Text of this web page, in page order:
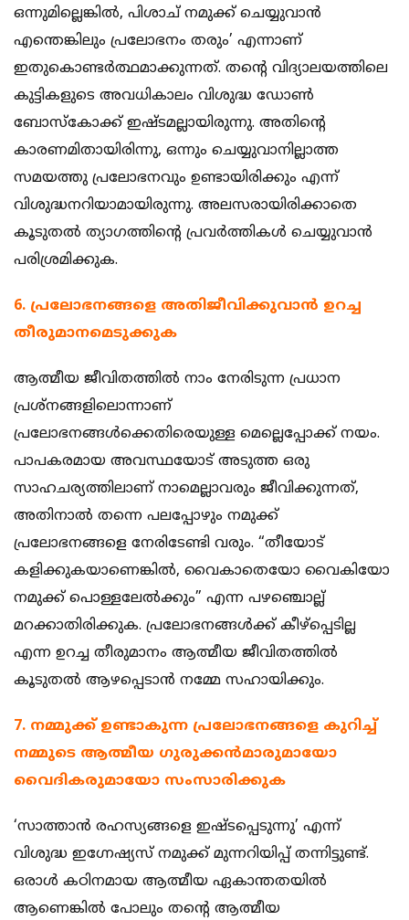
ഒന്നുമില്ലെങ്കില്‍, പിശാച് നമുക്ക് ചെയ്യുവാന്‍
എന്തെങ്കിലും പ്രലോഭനം തരും’ എന്നാണ്
ഇതുകൊണ്ടര്‍ത്ഥമാക്കുന്നത്. തന്റെ വിദ്യാലയത്തിലെ
കുട്ടികളുടെ അവധികാലം വിശുദ്ധ ഡോണ്‍
ബോസ്‌കോക്ക് ഇഷ്ടമല്ലായിരുന്നു. അതിന്റെ
കാരണമിതായിരിന്നു, ഒന്നും ചെയ്യുവാനില്ലാത്ത
സമയത്തു പ്രലോഭനവും ഉണ്ടായിരിക്കും എന്ന്
വിശുദ്ധനറിയാമായിരുന്നു. അലസരായിരിക്കാതെ
കൂടുതല്‍ ത്യാഗത്തിന്റെ പ്രവര്‍ത്തികള്‍ ചെയ്യുവാന്‍
പരിശ്രമിക്കുക.
6. പ്രലോഭനങ്ങളെ അതിജീവിക്കുവാന്‍ ഉറച്ച
തീരുമാനമെടുക്കുക ‍
ആത്മീയ ജീവിതത്തില്‍ നാം നേരിടുന്ന പ്രധാന
പ്രശ്നങ്ങളിലൊന്നാണ്
പ്രലോഭനങ്ങള്‍ക്കെതിരെയുള്ള മെല്ലെപ്പോക്ക് നയം.
പാപകരമായ അവസ്ഥയോട് അടുത്ത ഒരു
സാഹചര്യത്തിലാണ് നാമെല്ലാവരും ജീവിക്കുന്നത്,
അതിനാല്‍ തന്നെ പലപ്പോഴും നമുക്ക്
പ്രലോഭനങ്ങളെ നേരിടേണ്ടി വരും. “തീയോട്‌
കളിക്കുകയാണെങ്കില്‍, വൈകാതെയോ വൈകിയോ
നമുക്ക് പൊള്ളലേല്‍ക്കും” എന്ന പഴഞ്ചൊല്ല്
മറക്കാതിരിക്കുക. പ്രലോഭനങ്ങള്‍ക്ക് കീഴ്പ്പെടില്ല
എന്ന ഉറച്ച തീരുമാനം ആത്മീയ ജീവിതത്തില്‍
കൂടുതല്‍ ആഴപ്പെടാന്‍ നമ്മേ സഹായിക്കും.
7. നമ്മുക്ക് ഉണ്ടാകുന്ന പ്രലോഭനങ്ങളെ കുറിച്ച്
നമ്മുടെ ആത്മീയ ഗുരുക്കന്‍മാരുമായോ
വൈദികരുമായോ സംസാരിക്കുക ‍
‘സാത്താന്‍ രഹസ്യങ്ങളെ ഇഷ്ടപ്പെടുന്നു’ എന്ന്
വിശുദ്ധ ഇഗ്നേഷ്യസ് നമുക്ക് മുന്നറിയിപ്പ് തന്നിട്ടുണ്ട്.
ഒരാള്‍ കഠിനമായ ആത്മീയ ഏകാന്തതയില്‍
ആണെങ്കില്‍ പോലും തന്റെ ആത്മീയ